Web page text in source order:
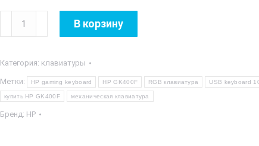
Количество В корзину
Категория: клавиатуры
Метки: HP gaming keyboard HP GK400F RGB клавиатура USB keyboard
купить HP GK400F механическая клавиатура
Бренд: HP